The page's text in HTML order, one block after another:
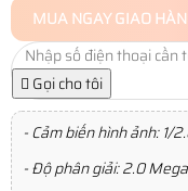
MUA NGAYGIAO
Gọi cho tôi
- Cảm biến hình ảnh: 1/
- Độ phân giải: 2.0